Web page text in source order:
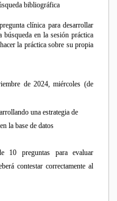
bibliográfica
clínica para desarrollar
búsqueda en la sesión práctica
la práctica sobre su propia
de 2024, miércoles (de
una estrategia de
la base de datos
10 preguntas para evaluar
contestar correctamente al